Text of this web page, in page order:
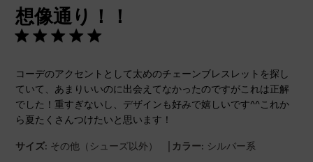
想像通り！！
コーデのアクセントとして太めのチェーンブレスレットを探し
ていて、あまりいいのに出会えてなかったのですがこれは正解
でした！重すぎないし、デザインも好みで嬉しいです^^これか
ら夏たくさんつけたいと思います！
サイズ: その他（シューズ以外） | カラー: シルバー系